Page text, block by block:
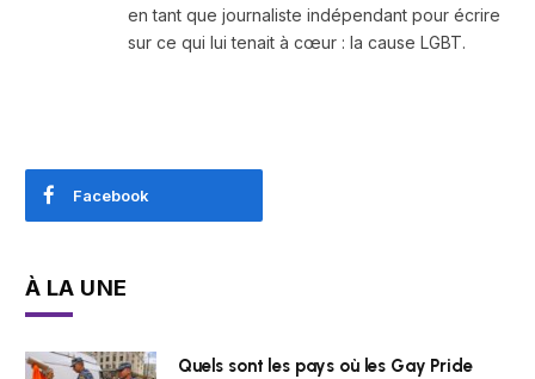
en tant que journaliste indépendant pour écrire
sur ce qui lui tenait à cœur : la cause LGBT.
Facebook
À LA UNE
Quels sont les pays où les Gay Pride